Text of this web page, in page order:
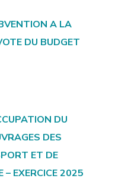
A LA
DU BUDGET
DU
DES
ET DE
– EXERCICE 2025